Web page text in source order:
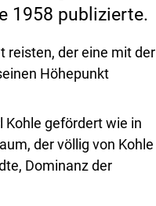
1958 publizierte.
reisten, der eine mit der
Höhepunkt
Kohle gefördert wie in
der völlig von Kohle
Dominanz der